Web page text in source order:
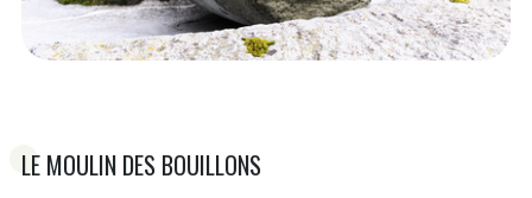
LE MOULIN DES BOUILLONS